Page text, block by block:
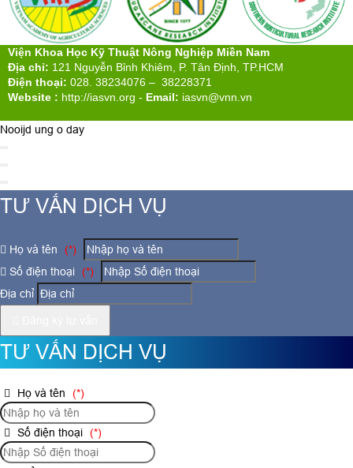
Viện Khoa Học Kỹ Thuật Nông Nghiệp Miền Nam
Địa chỉ: 121 Nguyễn Bỉnh Khiêm, P. Tân Định, TP.HCM
Điện thoại: 028. 38234076 – 38228371
Website : http://iasvn.org - Email: iasvn@vnn.vn
Nooijd ung o day
TƯ VẤN DỊCH VỤ
Họ và tên
(*)
Số điện thoại
(*)
Địa chỉ
TƯ VẤN DỊCH VỤ
Họ và tên (*)
Số điện thoại (*)